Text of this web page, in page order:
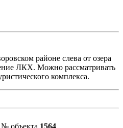
районе слева от озера
ЛКХ. Можно рассматривать
комплекса.
№ объекта 1564